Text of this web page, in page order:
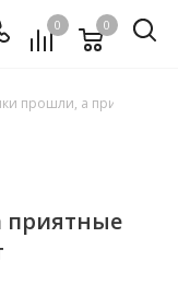
0 0
прошли, а приятные
приятные